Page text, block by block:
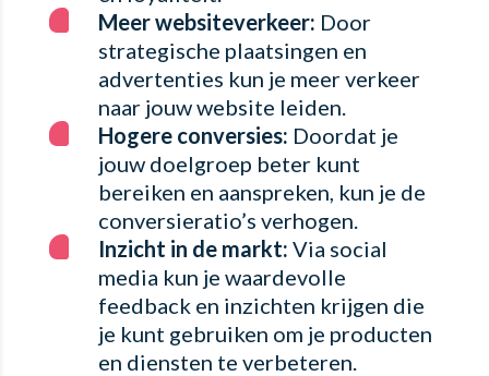
Meer websiteverkeer: Door
strategische plaatsingen en
advertenties kun je meer verkeer
naar jouw website leiden.
Hogere conversies: Doordat je
jouw doelgroep beter kunt
bereiken en aanspreken, kun je de
conversieratio’s verhogen.
Inzicht in de markt: Via social
media kun je waardevolle
feedback en inzichten krijgen die
je kunt gebruiken om je producten
en diensten te verbeteren.